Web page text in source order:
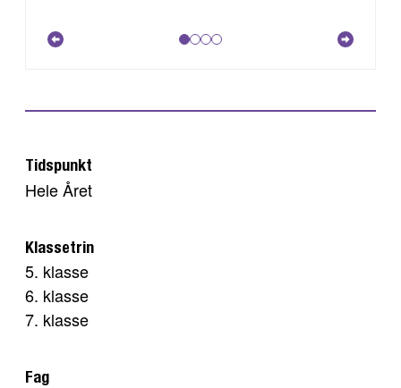
Tidspunkt
Hele Året
Klassetrin
5. klasse
6. klasse
7. klasse
Fag